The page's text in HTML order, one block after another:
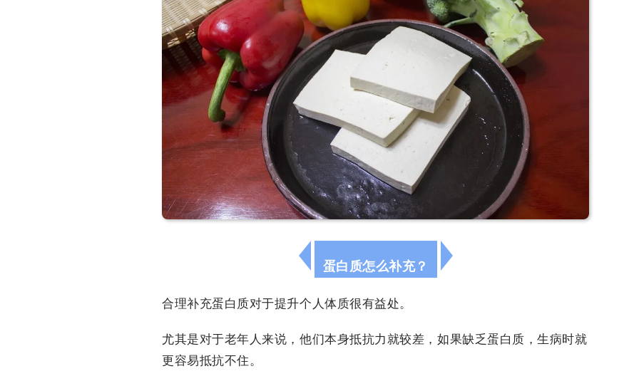
蛋白质怎么补充？
合理补充蛋白质对于提升个人体质很有益处。
尤其是对于老年人来说，他们本身抵抗力就较差，如果缺乏蛋白质，生病时就
更容易抵抗不住。